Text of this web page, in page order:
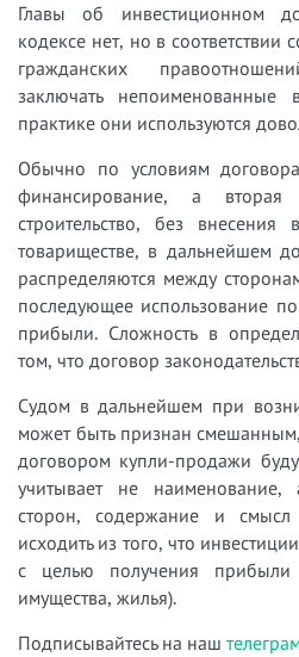
Главы об инвестиционном
кодексе нет, но в соответствии
гражданских
заключать
практике они используются
Обычно по условиям
финансирование, а
строительство, без
товариществе, в дальнейшем
распределяются между
последующее использование
прибыли. Сложность в
том, что договор
Судом в дальнейшем при
может быть признан
договором купли-продажи
учитывает не наименование,
сторон, содержание и смысл
исходить из того, что
с целью получения
имущества, жилья).
Подписывайтесь на наш